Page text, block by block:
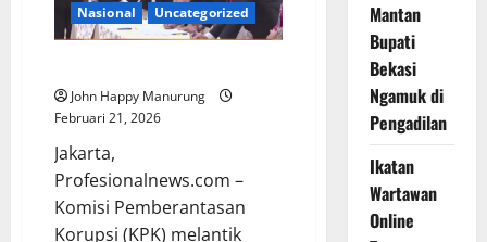
Nasional Uncategorized
John Happy Manurung
Februari 21, 2026
Jakarta,
Profesionalnews.com –
Komisi Pemberantasan
Korupsi (KPK) melantik
Mantan
Bupati
Bekasi
Ngamuk di
Pengadilan
Ikatan
Wartawan
Online